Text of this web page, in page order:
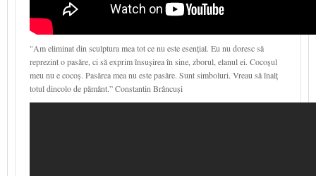
"Am eliminat din sculptura mea tot ce nu este esențial. Eu nu doresc să
reprezint o pasăre, ci să exprim însușirea în sine, zborul, elanul ei. Cocoșul
meu nu e cocoș. Pasărea mea nu este pasăre. Sunt simboluri. Vreau să înalț
totul dincolo de pământ.” Constantin Brâncuși